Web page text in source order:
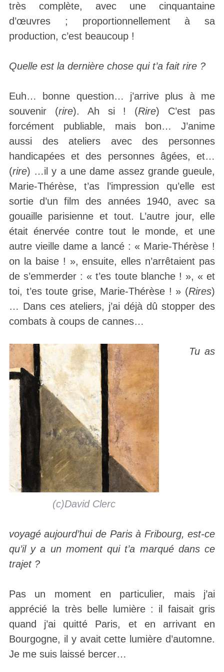
très complète, avec une cinquantaine
d’œuvres ; proportionnellement à sa
production, c’est beaucoup !
Quelle est la dernière chose qui t’a fait rire ?
Euh… bonne question… j’arrive plus à me
souvenir (rire). Ah si ! (Rire) C’est pas
forcément publiable, mais bon… J’anime
aussi des ateliers avec des personnes
handicapées et des personnes âgées, et…
(rire) …il y a une dame assez grande gueule,
Marie-Thérèse, t’as l’impression qu’elle est
sortie d’un film des années 1940, avec sa
gouaille parisienne et tout. L’autre jour, elle
était énervée contre tout le monde, et une
autre vieille dame a lancé : « Marie-Thérèse !
on la baise ! », ensuite, elles n’arrêtaient pas
de s’emmerder : « t’es toute blanche ! », « et
toi, t’es toute grise, Marie-Thérèse ! » (Rires)
… Dans ces ateliers, j’ai déjà dû stopper des
combats à coups de cannes…
(c)David Clerc
Tu as
voyagé aujourd’hui de Paris à Fribourg, est-ce
qu’il y a un moment qui t’a marqué dans ce
trajet ?
Pas un moment en particulier, mais j’ai
apprécié la très belle lumière : il faisait gris
quand j’ai quitté Paris, et en arrivant en
Bourgogne, il y avait cette lumière d’automne.
Je me suis laissé bercer…